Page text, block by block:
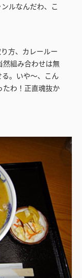
ルなんだわ、こ
方、カレールー
然組み合わせは無
。いや～、こん
たわ！正直魂抜か